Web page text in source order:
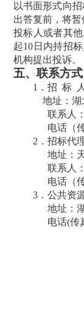
以书面形式向
出答复前，将暂
投标人或者其
起10 日内持招
机构提出投诉。
五、 联系方式
1 ．招 标
地址：湖
联系人
电话（
2 ．招标代
地址：
联系人
电话（
3 ． 公共资
地址：
电话(传